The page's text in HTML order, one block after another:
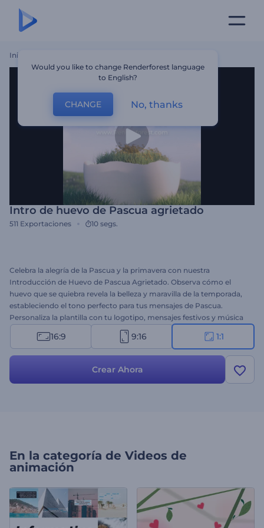
Inicio
Intro de huevo de Pascua agrietado
511 Exportaciones 10 segs.
Celebra la alegría de la Pascua y la primavera con nuestra
Introducción de Huevo de Pascua Agrietado. Observa cómo el
huevo que se quiebra revela la belleza y maravilla de la temporada,
estableciendo el tono perfecto para tus mensajes de Pascua.
Personaliza la plantilla con tu logotipo, mensajes festivos y música
de fondo festiva para crear un video de Pascua único en minutos.
Ya sea que estés compartiendo saludos de Pascua con tus seres
añade un toque festivo a tu contenido. ¡Crea ahora y deja que la
16:9 9:16 1:1
Crear Ahora
En la categoría de Videos de
animación
Would you like to change Renderforest language
to English?
CHANGE No, thanks